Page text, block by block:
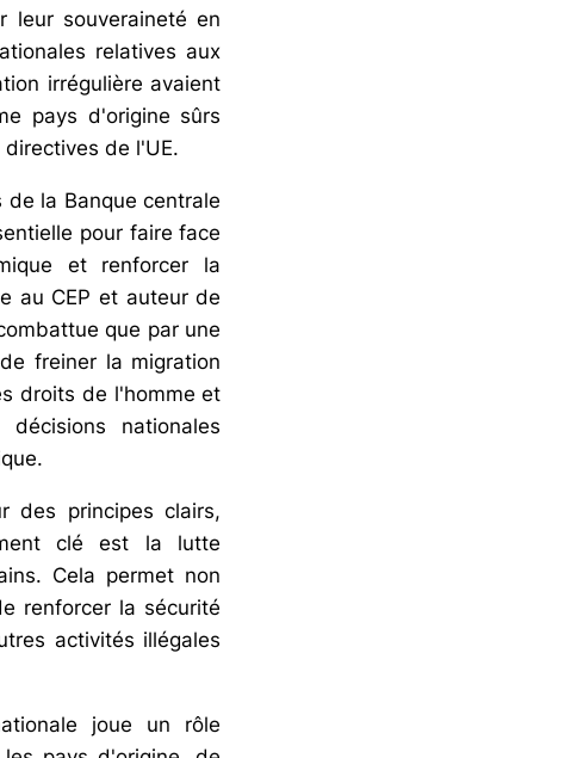
leur souveraineté en
relatives aux
irrégulière avaient
pays d'origine sûrs
de l'UE.
la Banque centrale
pour faire face
et renforcer la
au CEP et auteur de
que par une
freiner la migration
droits de l'homme et
nationales
des principes clairs,
clé est la lutte
Cela permet non
renforcer la sécurité
activités illégales
joue un rôle